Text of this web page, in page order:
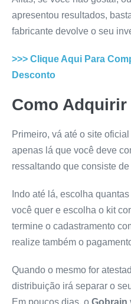
apresentou resultados,
fabricante devolve o seu
>>> Clique Aqui Para
Desconto
Como Adquirir
Primeiro, vá até o site
apenas lá que você deve
ressaltando que consiste
Indo até lá, escolha
você quer e escolha o kit
termine o cadastramento
realize também o
Quando o mesmo for
distribuição irá separar o
Em poucos dias, o Gobrain